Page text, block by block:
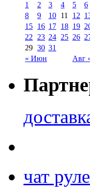
« Июн Авг
1 2 3 4 5 6
8
9 10 11 12
15 16 17 18 19
22
23 24 25 26
29 30 31
чат